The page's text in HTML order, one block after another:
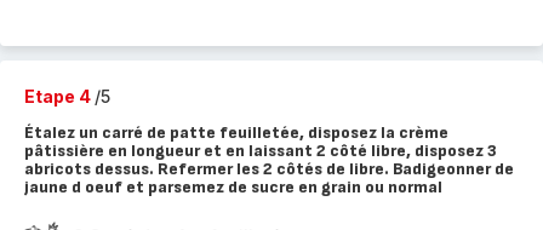
Etape 4 /5
Étalez un carré de patte feuilletée, disposez la crème
pâtissière en longueur et en laissant 2 côté libre, disposez 3
abricots dessus. Refermer les 2 côtés de libre. Badigeonner de
jaune d oeuf et parsemez de sucre en grain ou normal